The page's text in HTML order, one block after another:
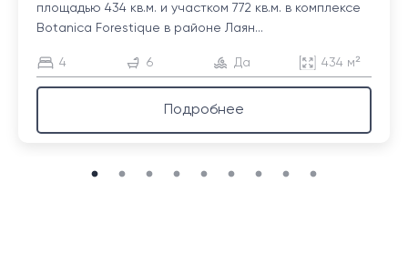
площадью 434 кв.м. и участком 772 кв.м. в комплексе
Botanica Forestique в районе Лаян...
4 6 Да 434 м²
Подробнее